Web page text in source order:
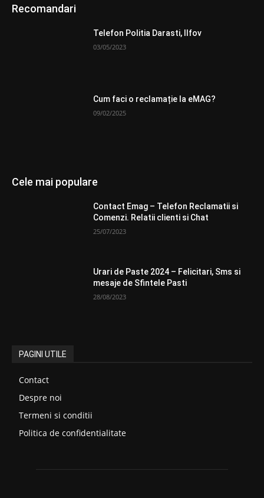
Recomandari
Telefon Politia Darasti, Ilfov
03/05/2023
Cum faci o reclamație la eMAG?
09/02/2025
Cele mai populare
Contact Emag – Telefon Reclamatii si
Comenzi. Relatii clienti si Chat
25/07/2023
Urari de Paste 2024 – Felicitari, Sms si
mesaje de Sfintele Pasti
28/08/2023
PAGINI UTILE
Contact
Despre noi
Termeni si conditii
Politica de confidentialitate